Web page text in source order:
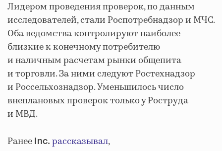
Лидером проведения проверок, по данным
исследователей, стали Роспотребнадзор и МЧС.
Оба ведомства контролируют наиболее
близкие к конечному потребителю
и наличным расчетам рынки общепита
и торговли. За ними следуют Ростехнадзор
и Россельхознадзор. Уменьшилось число
внеплановых проверок только у Роструда
и МВД.
Ранее Inc. рассказывал,